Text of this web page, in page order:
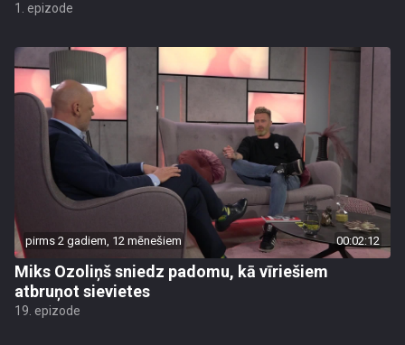
1. epizode
pirms 2 gadiem, 12 mēnešiem 00:02:12
Miks Ozoliņš sniedz padomu, kā vīriešiem
atbruņot sievietes
19. epizode